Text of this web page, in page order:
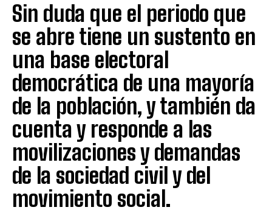
Sin duda que el periodo que
se abre tiene un sustento en
una base electoral
democrática de una mayoría
de la población, y también da
cuenta y responde a las
movilizaciones y demandas
de la sociedad civil y del
movimiento social.